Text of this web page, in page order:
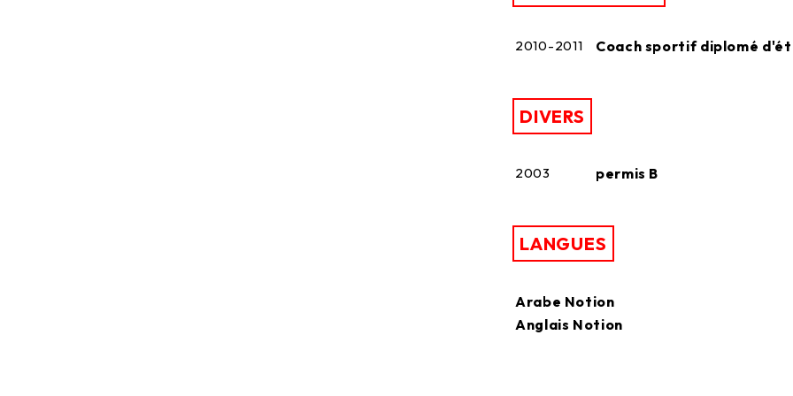
2010-2011 Coach sportif diplomé
DIVERS
2003 permis B
LANGUES
Arabe Notion
Anglais Notion